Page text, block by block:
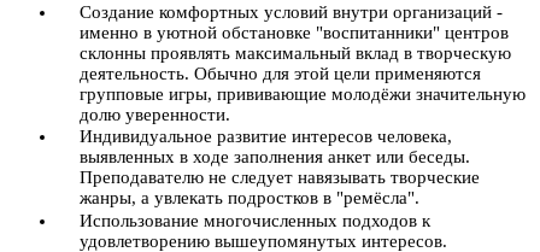
Создание комфортных условий внутри организаций -
именно в уютной обстановке "воспитанники" центров
склонны проявлять максимальный вклад в творческую
деятельность. Обычно для этой цели применяются
групповые игры, прививающие молодёжи значительную
долю уверенности.
Индивидуальное развитие интересов человека,
выявленных в ходе заполнения анкет или беседы.
Преподавателю не следует навязывать творческие
жанры, а увлекать подростков в "ремёсла".
Использование многочисленных подходов к
удовлетворению вышеупомянутых интересов.